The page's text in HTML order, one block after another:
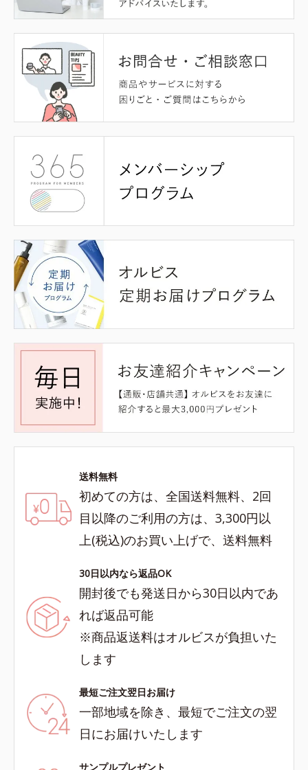
送料無料
初めての方は、全国送料無料、2回
目以降のご利用の方は、3,300円以
上(税込)のお買い上げで、送料無料
30日以内なら返品OK
開封後でも発送日から30日以内であ
れば返品可能
※商品返送料はオルビスが負担いた
します
最短ご注文翌日お届け
一部地域を除き、最短でご注文の翌
日にお届けいたします
サンプルプレゼント